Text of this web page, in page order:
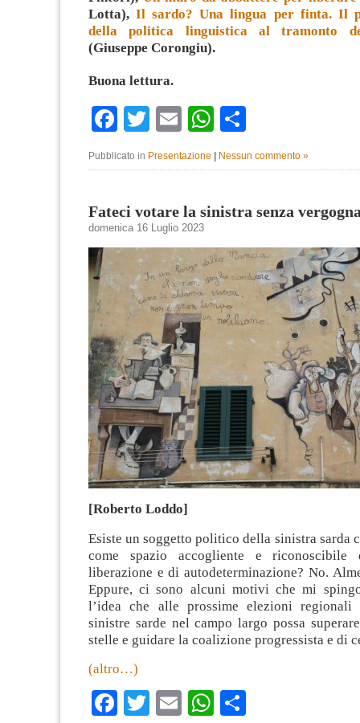
Lotta),Il sardo? Una lingua per finta. Il
della politica linguistica al tramonto
(Giuseppe Corongiu).
Buona lettura.
Facebook
TwitterEmailWhatsApp
Pubblicato in Presentazione | Nessun commento »
Fateci votare la sinistra senza
domenica 16 Luglio 2023
[Roberto Loddo]
Esiste un soggetto politico della sinistra sarda
come spazio accogliente e
liberazione e di autodeterminazione? No.
Eppure, ci sono alcuni motivi che mi
l’idea che alle prossime elezioni
sinistre sarde nel campo largo possa
stelle e guidare la coalizione progressista e di
(altro…)
Facebook
TwitterEmailWhatsApp